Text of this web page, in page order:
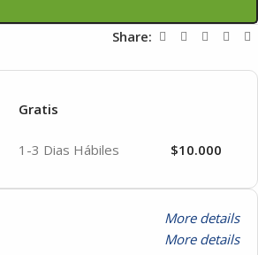
Share:
Gratis
1-3 Dias Hábiles $10.000
More details
More details